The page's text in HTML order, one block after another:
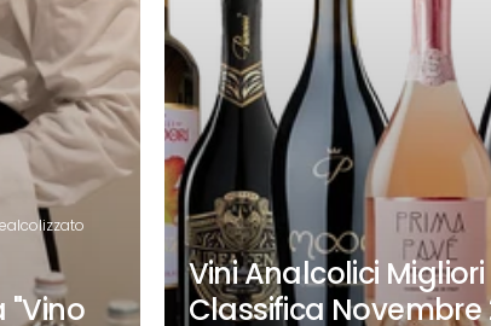
"Vino
Vini Analcolici Migliori |
Classifica Novembre